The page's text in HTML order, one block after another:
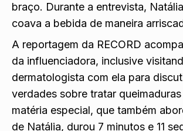
braço. Durante a entrevista,
coava a bebida de maneira
A reportagem da RECORD
da influenciadora, inclusive
dermatologista com ela para
verdades sobre tratar
matéria especial, que também
de Natália, durou 7 minutos e 11